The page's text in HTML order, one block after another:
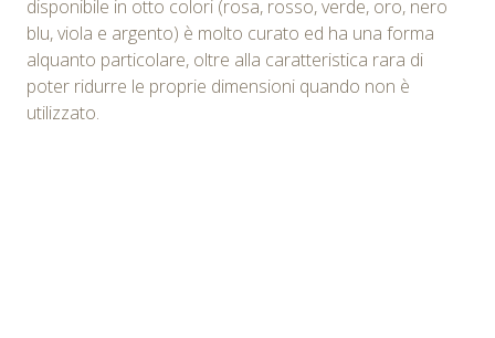
disponibile in otto colori (rosa, rosso, verde, oro, nero
blu, viola e argento) è molto curato ed ha una forma
alquanto particolare, oltre alla caratteristica rara di
poter ridurre le proprie dimensioni quando non è
utilizzato.